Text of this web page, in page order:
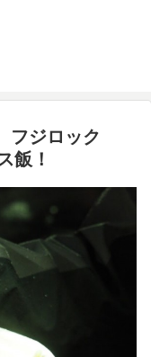
フジロック
飯！